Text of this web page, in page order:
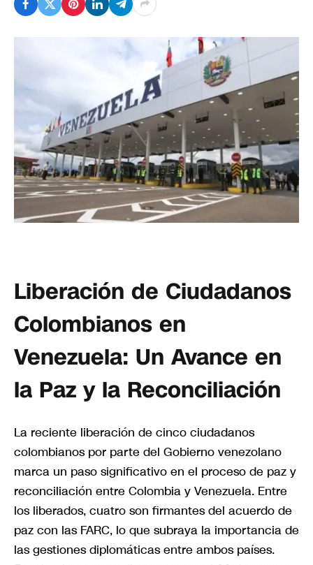
Liberación de Ciudadanos
Colombianos en
Venezuela: Un Avance en
la Paz y la Reconciliación
La reciente liberación de cinco ciudadanos
colombianos por parte del Gobierno venezolano
marca un paso significativo en el proceso de paz y
reconciliación entre Colombia y Venezuela. Entre
los liberados, cuatro son firmantes del acuerdo de
paz con las FARC, lo que subraya la importancia de
las gestiones diplomáticas entre ambos países.